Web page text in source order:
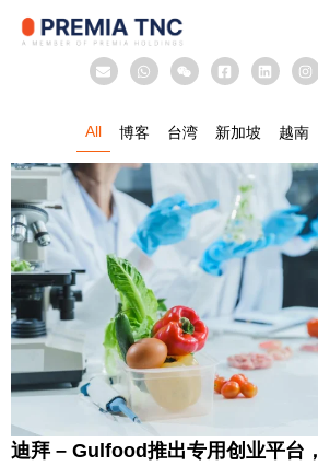
博客 台湾 新加坡 越南
All
迪拜 – Gulfood推出专用创业平台